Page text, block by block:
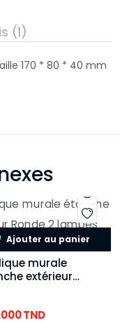
(1)
170 * 80 * 40 mm
Ajouter au panier
murale
extérieur
2 lampes GU10
TND